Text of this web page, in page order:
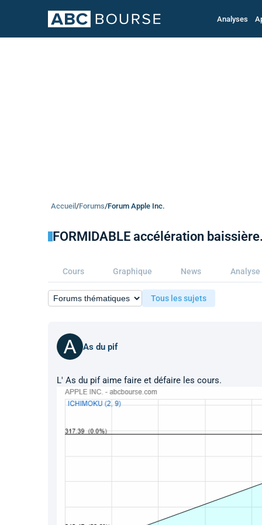
Analyses
Accueil /Forums/Forum Apple Inc.
FORMIDABLE accélération
Cours Graphique News
Tous les sujets
As du pif
L' As du pif aime faire et défaire les cours.